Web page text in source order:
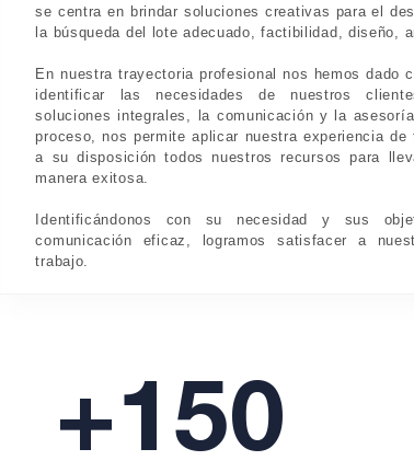
se centra en brindar soluciones creativas para el
la búsqueda del lote adecuado, factibilidad, diseño,
En nuestra trayectoria profesional nos hemos dado
identificar las necesidades de nuestros
soluciones integrales, la comunicación y la
proceso, nos permite aplicar nuestra experiencia de
a su disposición todos nuestros recursos para
manera exitosa.
Identificándonos con su necesidad y sus
comunicación eficaz, logramos satisfacer a
trabajo.
+150